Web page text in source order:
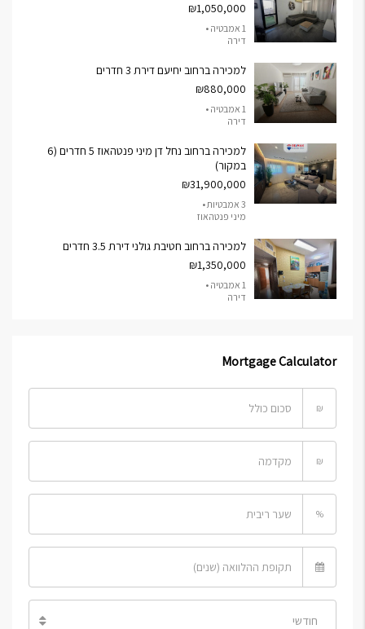
₪1,050,000
1 אמבטיה •
דירה
למכירה ברחוב יחיעם דירת 3 חדרים
₪880,000
1 אמבטיה •
דירה
למכירה ברחוב נחל דן מיני פנטהאוז 5 חדרים (6
במקור)
₪31,900,000
3 אמבטיות •
מיני פנטהאוז
למכירה ברחוב חטיבת גולני דירת 3.5 חדרים
₪1,350,000
1 אמבטיה •
דירה
Mortgage Calculator
₪
₪
%
חודשי